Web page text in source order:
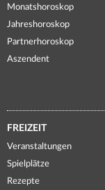
Monatshoroskop
Jahreshoroskop
Partnerhoroskop
Aszendent
FREIZEIT
Veranstaltungen
Spielplätze
Rezepte